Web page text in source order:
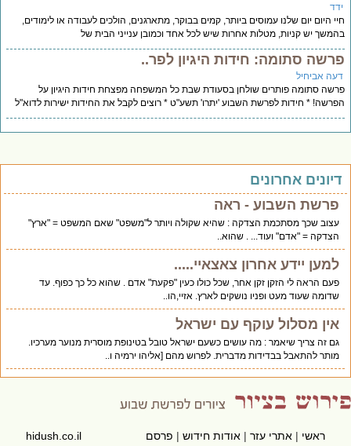
היום יום שלנו עמוסים ביותר, קמים בבוקר, מתארגנים, הולכים לעבודה או לימודים,
יש קניות, מטלות אחרות שיש לכל אחד וכמובן ענייני הבית של
סתומה: חידות היגיון לפר..
אביחיל
סתומה פותרים שולחן בסעודת שבת כל המשפחה מפצחת חידות היגיון על
* חידות לפרשת השבוע 'יתרו' תשע"ט * רוצים לקבל את החידות ישירות לדוא"ל
אחרונים
פרשת השבוע - ראה
עצוב שכך מסתכמת הצדקה : שהיא שקולה ויותר ל"משפט" שאם המשפט = "ארץ"
הצדקה = "אדם" ועוד... . שהוא..
למען יידע אחרון צאצאיי.....
פעם הראה לי הזקן זקן אחר, שכל כולו כעין "פקעת" אדם . שהוא כל כך כפוף. עד
שדומה שעוד מעט ופניו נושקים לארץ. אזיי,הו..
אין מסלול עוקף עם ישראל
גם זה צריך שיאמר : מה עושים כשעם ישראל טובל בטינופת מוסרית מנוער מערכיו.
מותר להתאבל בבדידות מדברית. לפרוש מהם [אליהו ירמיה ו..
ראשי|אתרי עזר|אודות חידוש|פרסם
hidush.co.il